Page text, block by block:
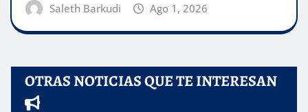
Saleth Barkudi Ago 1, 2026
OTRAS NOTICIAS QUE TE INTERESAN